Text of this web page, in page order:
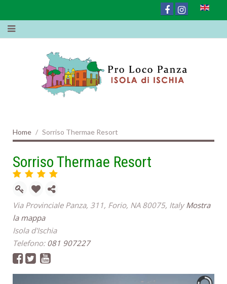
Home Sorriso Thermae Resort
Sorriso Thermae Resort
Via Provinciale Panza, 311, Forio, NA 80075, Italy Mostra
la mappa
Isola d'Ischia
Telefono: 081 907227